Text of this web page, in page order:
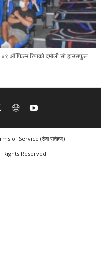
औँ फिल्म रिपाको दमौली सो हाउसफुल
of Service (सेवा सर्तहरू)
Rights Reserved